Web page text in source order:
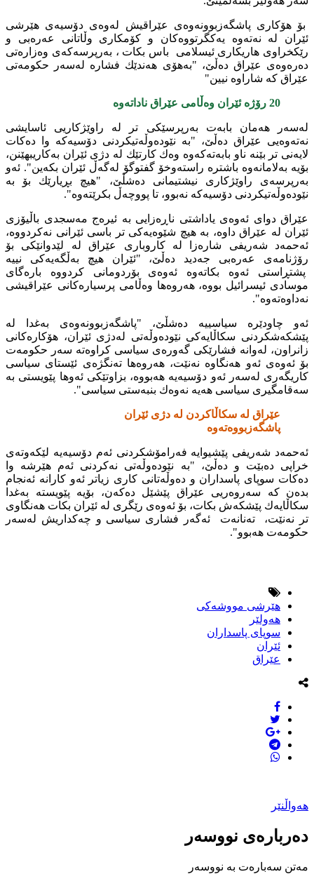
بۆ هۆكارى پاشگه‌زبوونه‌وه‌ى عێراقیش له‌وه‌ى دۆسیه‌ى هێرشى
ئێران له‌ نه‌ته‌وه‌ یه‌كگرتووه‌كان و كۆمكارى وڵاتانى عه‌ره‌بى و
رێكخراوى هاریكارى ئیسلامى باس بکات ، به‌رپرسه‌كه‌ى وه‌زاره‌تى
ده‌ره‌وه‌ى عێراق ده‌ڵێ، "به‌هۆى هه‌ندێك فشاره‌ له‌سه‌ر حكومه‌تى
عێراق كه‌ شاراوه‌ نیین"
20 رۆژه‌ ئێران وه‌ڵامى عێراق ناداته‌وه‌
له‌سه‌ر هه‌مان بابه‌ت به‌رپرسێكى تر له‌ راوێژكاریى ئاسایشى
نه‌ته‌وه‌یى عێراق ده‌ڵێ، "به‌ نێوده‌وڵه‌تیكردنى دۆسیه‌كه‌ وا ده‌كات
لایه‌نى تر بێنه‌ ناو بابه‌ته‌كه‌وه‌ وه‌ك كارتێك له‌ دژى ئێران به‌كاریبهێنن،
بۆیه‌ به‌لامانه‌وه‌ باشتره‌ راسته‌وخۆ گفتوگۆ له‌گه‌ڵ ئێران بكه‌ین". ئه‌و
به‌رپرسه‌ى راوێژكارى نیشتیمانى ده‌شڵێ، "هیچ بڕیارێك بۆ به‌
نێوده‌وڵه‌تیكردنى دۆسیه‌كه‌ نه‌بوو، تا پووچه‌ڵ بكرێته‌وه‌".
عێراق دواى ئه‌وه‌ى یاداشتى ناڕه‌زایى به‌ ئیره‌ج مه‌سجدى باڵیۆزى
ئێران له‌ عێراق داوه‌، به‌ هیچ شێوه‌یه‌كى تر باسى ئێرانى نه‌كردووه‌،
ئه‌حمه‌د شه‌ریفى شاره‌زا له‌ كاروبارى عێراق له‌ لێدوانێكى بۆ
رۆژنامه‌ى عه‌ره‌بى جه‌دید ده‌ڵێ، "ئێران هیچ به‌ڵگه‌یه‌كى نییه‌
پشتڕاستى ئه‌وه‌ بكاته‌وه‌ ئه‌وه‌ى بۆردومانى كردووه‌ باره‌گاى
موسادى ئیسرائیل بووه‌، هه‌روه‌ها وه‌ڵامى پرسیاره‌كانى عێراقیشى
نه‌داوه‌ته‌وه‌".
ئه‌و چاودێره‌ سیاسییه‌ ده‌شڵێ، "پاشگه‌زبوونه‌وه‌ى به‌غدا له‌
پێشكه‌شكردنى سكاڵایه‌كى نێوده‌وڵه‌تى له‌دژى ئێران، هۆكاره‌كانى
زانراون، له‌وانه‌ فشارێكى گه‌وره‌ى سیاسى كراوه‌ته‌ سه‌ر حكومه‌ت
بۆ ئه‌وه‌ى ئه‌و هه‌نگاوه‌ نه‌نێت، هه‌روه‌ها ته‌نگژه‌ى ئێستاى سیاسى
كاریگه‌رى له‌سه‌ر ئه‌و دۆسیه‌یه‌ هه‌بووه‌، بزاوتێكى ئه‌وها پێویستى به‌
سه‌قامگیرى سیاسى هه‌یه‌ نه‌وه‌ك بنبه‌ستى سیاسى".
عێراق له‌ سكاڵاكردن له‌ دژى ئێران
پاشگه‌زبووه‌ته‌وه‌
ئه‌حمه‌د شه‌ریفى پێشیوایه‌ فه‌رامۆشكردنى ئه‌م دۆسیه‌یه‌ لێكه‌وته‌ى
خراپى ده‌بێت و ده‌ڵێ، "به‌ نێوده‌وڵه‌تى نه‌كردنى ئه‌م هێرشه‌ وا
ده‌كات سوپاى پاسداران و ده‌وڵه‌تانى كارى زیاتر ئه‌و كارانه‌ ئه‌نجام
بده‌ن كه‌ سه‌روه‌ریى عێراق پێشێل ده‌كەن، بۆیه‌ پێویسته‌ به‌غدا
سكاڵایه‌ك پێشكه‌ش بكات، بۆ ئه‌وه‌ى رێگرى له‌ ئێران بكات هه‌نگاوى
تر نه‌نێت، ته‌نانه‌ت ئه‌گه‌ر فشارى سیاسى و چه‌كداریش له‌سه‌ر
حكومه‌ت هه‌بوو".
هێرشى مووشه‌كى
هه‌ولێر
سوپاى پاسداران
ئێران
عێراق
هەواڵنێر
دەربارەی نووسەر
مەتن سەبارەت بە نووسەر